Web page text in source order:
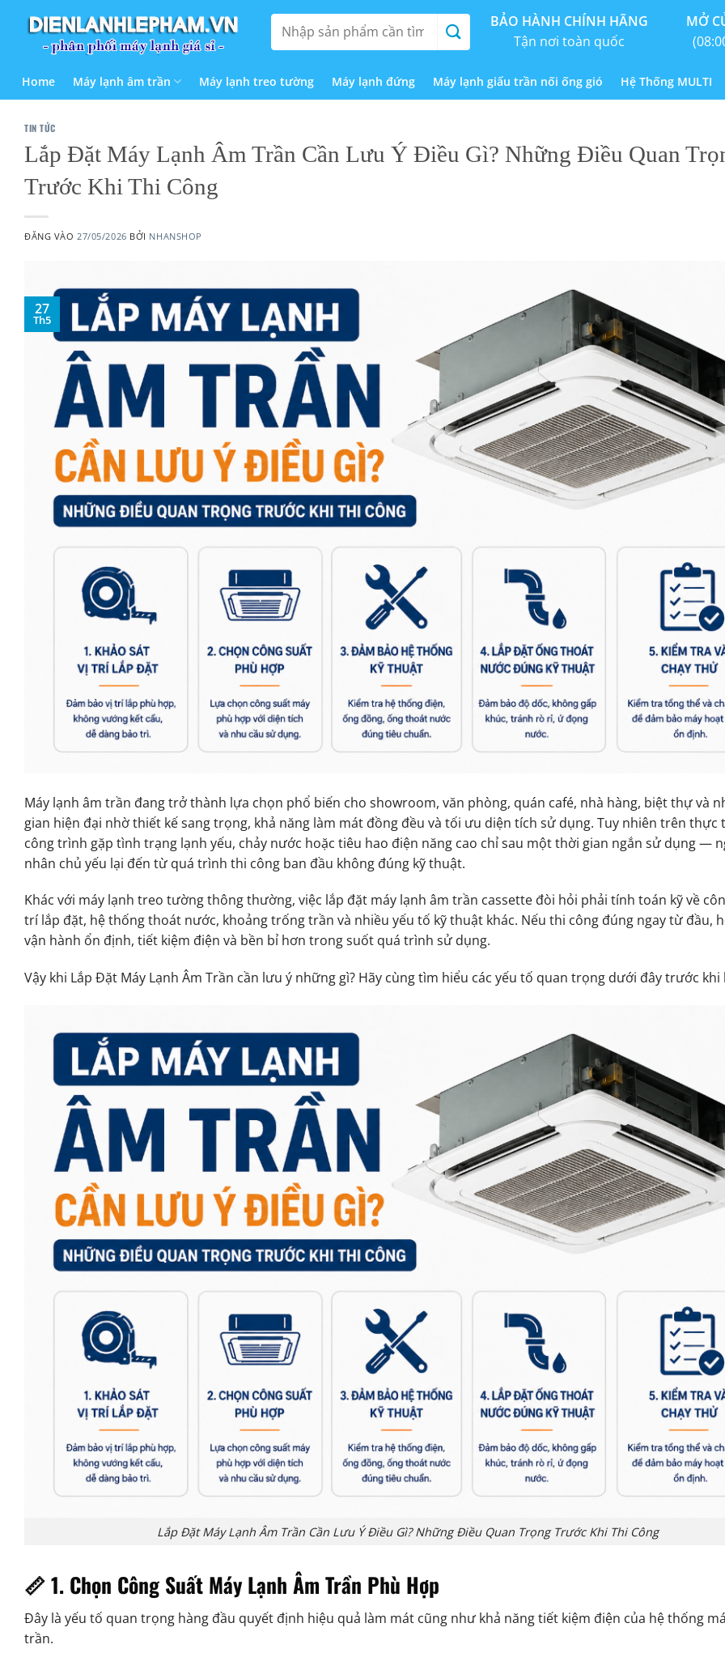
kiếm:
BẢO HÀNH CHÍNH HÃNG
Tận nơi toàn quốc
MỞ
Home Máy lạnh âm trần Máy lạnh treo tường Máy lạnh đứng Máy lạnh giấu trần nối ống gió Hệ Thống MULTI
TIN TỨC
Lắp Đặt Máy Lạnh Âm Trần Cần Lưu Ý Điều Gì? Những Điều Quan
Trước Khi Thi Công
ĐĂNG VÀO 27/05/2026 BỞI NHANSHOP
27
Th5
Máy lạnh âm trần đang trở thành lựa chọn phổ biến cho showroom, văn phòng, quán café, nhà hàng, biệt thự và
gian hiện đại nhờ thiết kế sang trọng, khả năng làm mát đồng đều và tối ưu diện tích sử dụng. Tuy nhiên trên thực
công trình gặp tình trạng lạnh yếu, chảy nước hoặc tiêu hao điện năng cao chỉ sau một thời gian ngắn sử dụng —
nhân chủ yếu lại đến từ quá trình thi công ban đầu không đúng kỹ thuật.
Khác với máy lạnh treo tường thông thường, việc lắp đặt máy lạnh âm trần cassette đòi hỏi phải tính toán kỹ về
trí lắp đặt, hệ thống thoát nước, khoảng trống trần và nhiều yếu tố kỹ thuật khác. Nếu thi công đúng ngay từ đầu,
vận hành ổn định, tiết kiệm điện và bền bỉ hơn trong suốt quá trình sử dụng.
Vậy khi Lắp Đặt Máy Lạnh Âm Trần cần lưu ý những gì? Hãy cùng tìm hiểu các yếu tố quan trọng dưới đây trước khi
Lắp Đặt Máy Lạnh Âm Trần Cần Lưu Ý Điều Gì? Những Điều Quan Trọng Trước Khi Thi Công
📏 1. Chọn Công Suất Máy Lạnh Âm Trần Phù Hợp
Đây là yếu tố quan trọng hàng đầu quyết định hiệu quả làm mát cũng như khả năng tiết kiệm điện của hệ thống
trần.